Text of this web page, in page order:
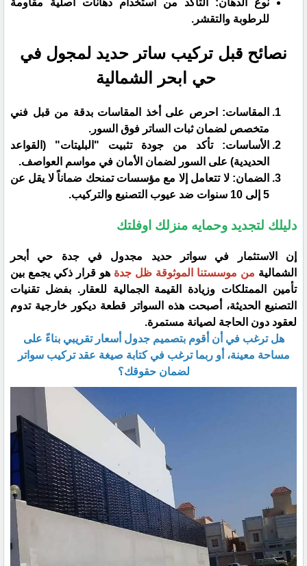
​نوع الدهان: التأكد من استخدام دهانات أصلية مقاومة
للرطوبة والتقشر.
نصائح قبل تركيب ساتر حديد لمجول في
حي ابحر الشمالية
​المقاسات: احرص على أخذ المقاسات بدقة من قبل فني
متخصص لضمان ثبات الساتر فوق السور.
​الأساسات: تأكد من جودة تثبيت "البليتات" (القواعد
الحديدية) على السور لضمان الأمان في مواسم العواصف.
​الضمان: لا تتعامل إلا مع مؤسسات تمنحك ضماناً لا يقل عن
5 إلى 10 سنوات ضد عيوب التصنيع والتركيب.
​دليلك لتجديد وحمايه منزلك اوفلتك
​إن الاستثمار في سواتر حديد مجدول في جدة حي أبحر
الشمالية من موسستنا الموثوقة ظل جدة هو قرار ذكي يجمع بين
تأمين الممتلكات وزيادة القيمة الجمالية للعقار. بفضل تقنيات
التصنيع الحديثة، أصبحت هذه السواتر قطعة ديكور خارجية تدوم
لعقود دون الحاجة لصيانة مستمرة.
​هل ترغب في أن أقوم بتصميم جدول أسعار تقريبي بناءً على
مساحة معينة، أو ربما ترغب في كتابة صيغة عقد تركيب سواتر
لضمان حقوقك؟